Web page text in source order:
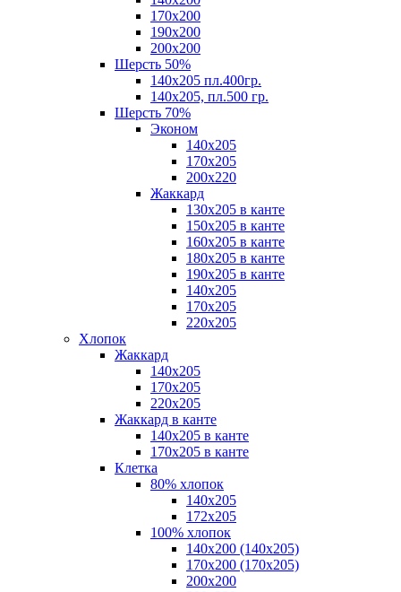
170х200
190х200
200х200
Шерсть 50%
140х205 пл.400гр.
140х205, пл.500 гр.
Шерсть 70%
Эконом
140х205
170х205
200х220
Жаккард
130х205 в канте
150х205 в канте
160х205 в канте
180х205 в канте
190х205 в канте
140х205
170х205
220х205
Хлопок
Жаккард
140x205
170х205
220х205
Жаккард в канте
140х205 в канте
170х205 в канте
Клетка
80% хлопок
140x205
172х205
100% хлопок
140x200 (140х205)
170x200 (170х205)
200х200